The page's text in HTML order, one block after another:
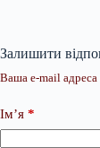
Залишити
Ваша e-mail
Ім’я *